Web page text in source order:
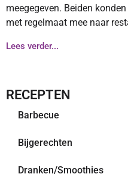
meegegeven. Beiden
met regelmaat mee naar
Lees verder...
RECEPTEN
Barbecue
Bijgerechten
Dranken/Smoothies